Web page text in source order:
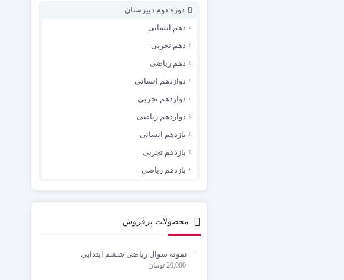
دوره دوم دبیرستان
دهم انسانی
دهم تجربی
دهم ریاضی
دوازدهم انسانی
دوازدهم تجربی
دوازدهم ریاضی
یازدهم انسانی
یازدهم تجربی
یازدهم ریاضی
محصولات پرفروش
نمونه سوال ریاضی ششم ابتدایی
20,000 تومان